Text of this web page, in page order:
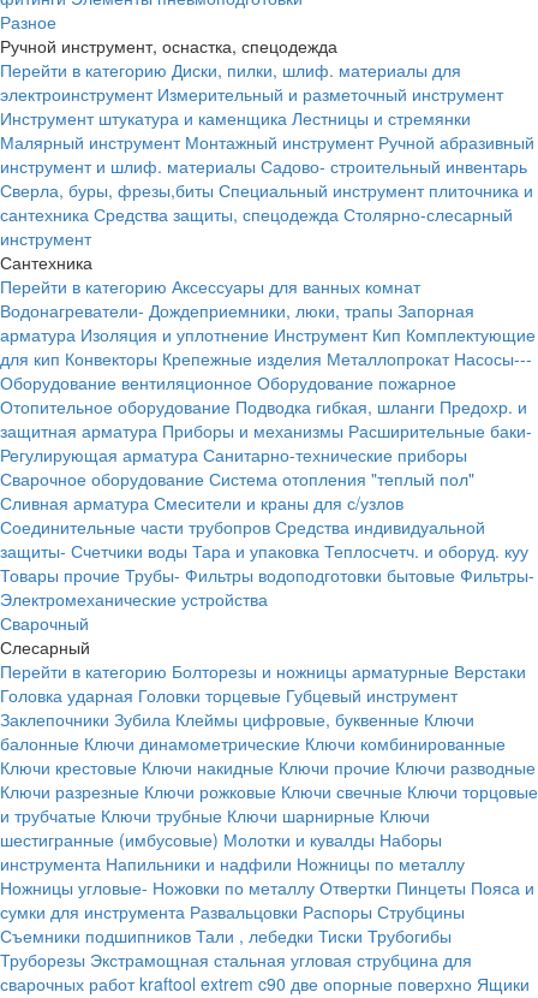
Разное
Ручной инструмент, оснастка, спецодежда
Перейти в категорию Диски, пилки, шлиф. материалы для
электроинструмент Измерительный и разметочный инструмент
Инструмент штукатура и каменщика Лестницы и стремянки
Малярный инструмент Монтажный инструмент Ручной абразивный
инструмент и шлиф. материалы Садово- строительный инвентарь
Сверла, буры, фрезы,биты Специальный инструмент плиточника и
сантехника Средства защиты, спецодежда Столярно-слесарный
инструмент
Сантехника
Перейти в категорию Аксессуары для ванных комнат
Водонагреватели- Дождеприемники, люки, трапы Запорная
арматура Изоляция и уплотнение Инструмент Кип Комплектующие
для кип Конвекторы Крепежные изделия Металлопрокат Насосы---
Оборудование вентиляционное Оборудование пожарное
Отопительное оборудование Подводка гибкая, шланги Предохр. и
защитная арматура Приборы и механизмы Расширительные баки-
Регулирующая арматура Санитарно-технические приборы
Сварочное оборудование Система отопления "теплый пол"
Сливная арматура Смесители и краны для с/узлов
Соединительные части трубопров Средства индивидуальной
защиты- Счетчики воды Тара и упаковка Теплосчетч. и оборуд. куу
Товары прочие Трубы- Фильтры водоподготовки бытовые Фильтры-
Электромеханические устройства
Сварочный
Слесарный
Перейти в категорию Болторезы и ножницы арматурные Верстаки
Головка ударная Головки торцевые Губцевый инструмент
Заклепочники Зубила Клеймы цифровые, буквенные Ключи
балонные Ключи динамометрические Ключи комбинированные
Ключи крестовые Ключи накидные Ключи прочие Ключи разводные
Ключи разрезные Ключи рожковые Ключи свечные Ключи торцовые
и трубчатые Ключи трубные Ключи шарнирные Ключи
шестигранные (имбусовые) Молотки и кувалды Наборы
инструмента Напильники и надфили Ножницы по металлу
Ножницы угловые- Ножовки по металлу Отвертки Пинцеты Пояса и
сумки для инструмента Развальцовки Распоры Струбцины
Съемники подшипников Тали , лебедки Тиски Трубогибы
Труборезы Экстрамощная стальная угловая струбцина для
сварочных работ kraftool extrem c90 две опорные поверхно Ящики